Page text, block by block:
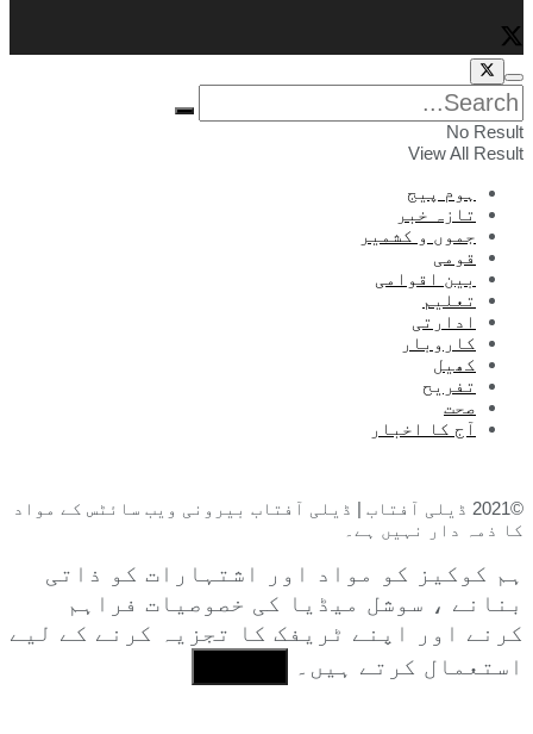
No Result
View All Result
ہوم پیج
تازہ خبر
جموں و کشمیر
قومی
بین اقوامی
تعلیم
ادارتی
کاروبار
کھیل
تفریح
صحت
آج کا اخبار
©2021 ڈیلی آفتاب | ڈیلی آفتاب بیرونی ویب سائٹس کے مواد
کا ذمہ دار نہیں ہے۔
ہم کوکیز کو مواد اور اشتہارات کو ذاتی
بنانے ، سوشل میڈیا کی خصوصیات فراہم
کرنے اور اپنے ٹریفک کا تجزیہ کرنے کے لیے
استعمال کرتے ہیں۔